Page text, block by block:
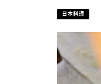
日本料理